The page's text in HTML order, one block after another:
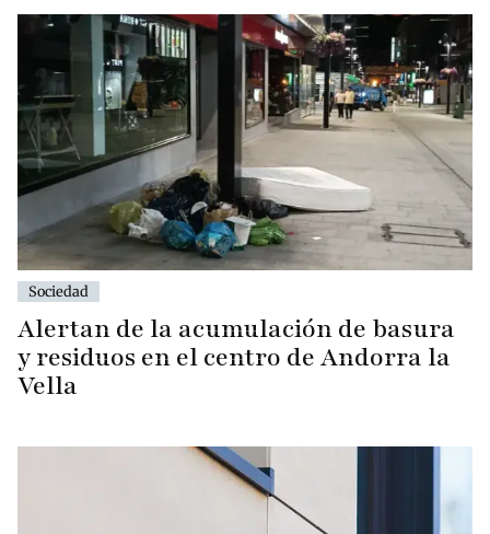
Sociedad
Alertan de la acumulación de basura
y residuos en el centro de Andorra la
Vella